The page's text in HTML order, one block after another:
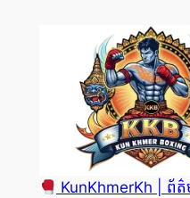
KunKhmerKh | ព័ត៌ម